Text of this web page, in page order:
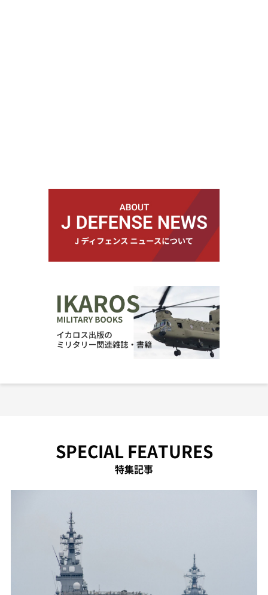
SPECIAL FEATURES
特集記事